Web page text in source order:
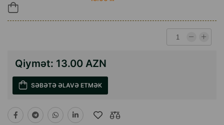
Qiymət: 13.00 AZN
SƏBƏTƏ ƏLAVƏ ETMƏK